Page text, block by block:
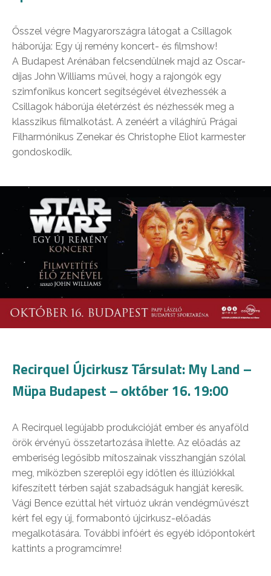
Ősszel végre Magyarországra látogat a Csillagok
háborúja: Egy új remény koncert- és filmshow!
A Budapest Arénában felcsendülnek majd az Oscar-
díjas John Williams művei, hogy a rajongók egy
szimfonikus koncert segítségével élvezhessék a
Csillagok háborúja életérzést és nézhessék meg a
klasszikus filmalkotást. A zenéért a világhírű Prágai
Filharmónikus Zenekar és Christophe Eliot karmester
gondoskodik.
Recirquel Újcirkusz Társulat: My Land –
Müpa Budapest – október 16. 19:00
A Recirquel legújabb produkcióját ember és anyaföld
örök érvényű összetartozása ihlette. Az előadás az
emberiség legősibb mítoszainak visszhangján szólal
meg, miközben szereplői egy időtlen és illúziókkal
kifeszített térben saját szabadságuk hangját keresik.
Vági Bence ezúttal hét virtuóz ukrán vendégművészt
kért fel egy új, formabontó újcirkusz-előadás
megalkotására. További infóért és egyéb időpontokért
kattints a programcímre!